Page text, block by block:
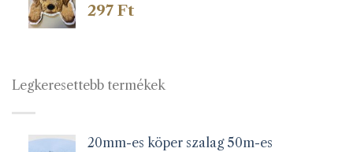
297 Ft
Legkeresettebb termékek
20mm-es köper szalag 50m-es